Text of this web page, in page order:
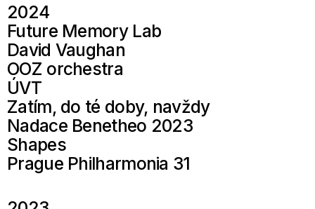
2024
Future Memory Lab
David Vaughan
OOZ orchestra
ÚVT
Zatím, do té doby, navždy
Nadace Benetheo 2023
Shapes
Prague Philharmonia 31